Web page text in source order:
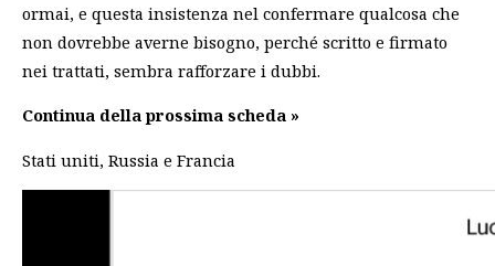
ormai, e questa insistenza nel confermare qualcosa che
non dovrebbe averne bisogno, perché scritto e firmato
nei trattati, sembra rafforzare i dubbi.
Continua della prossima scheda »
Stati uniti, Russia e Francia